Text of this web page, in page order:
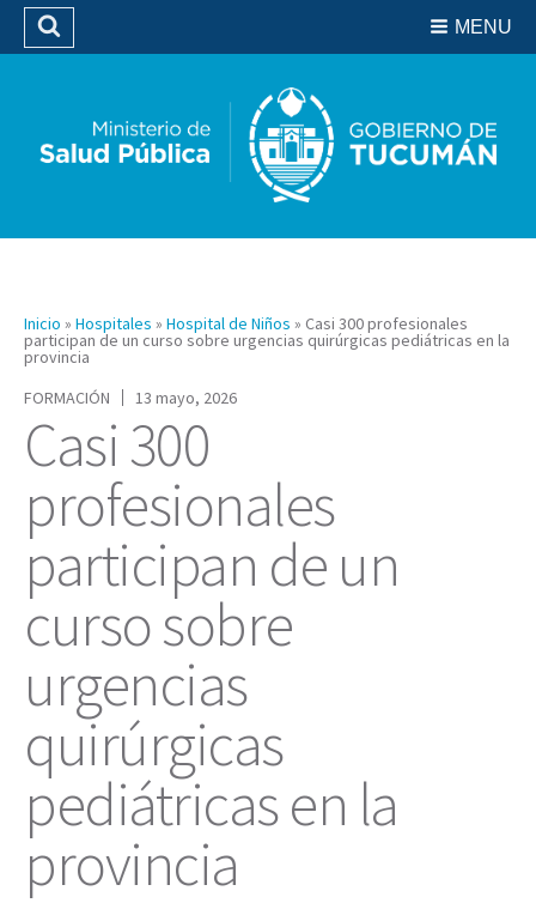
Biblioteca
MENU
Buscar
Inicio » Hospitales » Hospital de Niños » Casi 300 profesionales
participan de un curso sobre urgencias quirúrgicas pediátricas en la
provincia
FORMACIÓN
13 mayo, 2026
Casi 300
profesionales
participan de un
curso sobre
urgencias
quirúrgicas
pediátricas en la
provincia